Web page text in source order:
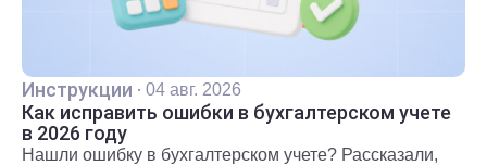
Инструкции · 04 авг. 2026
Как исправить ошибки в бухгалтерском учете
в 2026 году
Нашли ошибку в бухгалтерском учете? Рассказали,